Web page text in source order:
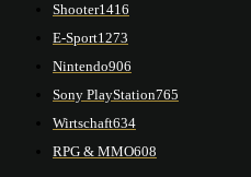
Shooter1416
E-Sport1273
Nintendo906
Sony PlayStation765
Wirtschaft634
RPG & MMO608